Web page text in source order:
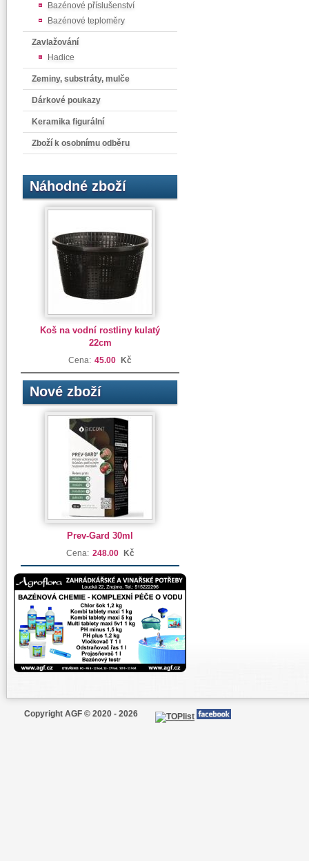
Bazénové příslušenství
Bazénové teploměry
Zavlažování
Hadice
Zeminy, substráty, mulče
Dárkové poukazy
Keramika figurální
Zboží k osobnímu odběru
Náhodné zboží
Koš na vodní rostliny kulatý
22cm
Cena: 45.00 Kč
Nové zboží
Prev-Gard 30ml
Cena: 248.00 Kč
Copyright AGF © 2020 - 2026